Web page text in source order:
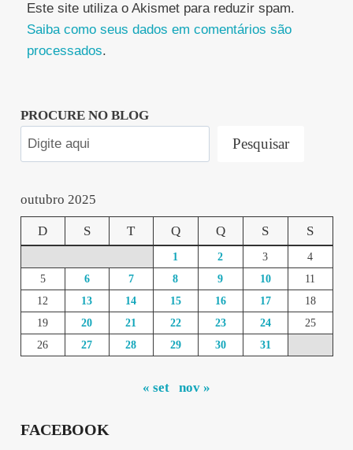
Este site utiliza o Akismet para reduzir spam.
Saiba como seus dados em comentários são
processados.
PROCURE NO BLOG
Pesquisar
outubro 2025
D S T Q Q S S
1 2 3
4
5
6 7 8 9 10
11
12
13 14 15 16 17
18
19
20 21 22 23 24
25
26
27 28 29 30 31
« set nov »
FACEBOOK